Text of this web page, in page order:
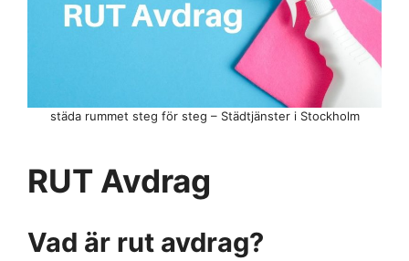
RUT Avdrag
Vad är rut avdrag?
städa rummet steg för steg – Städtjänster i Stockholm